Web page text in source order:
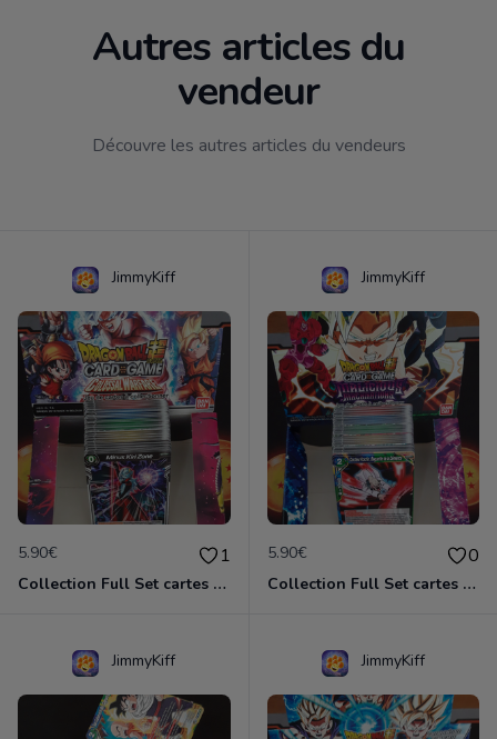
Autres articles du
vendeur
Découvre les autres articles du vendeurs
JimmyKiff
5.90€ 1
Collection Full Set cartes C/UC 90/90 BT4 Colossal Warfare / Dragon Ball Super Card Game
JimmyKiff
5.90€ 0
Collection Full Set cartes C/UC 90/90 BT8 Malicious Machination / Dragon Ball Super Card Game
JimmyKiff JimmyKiff